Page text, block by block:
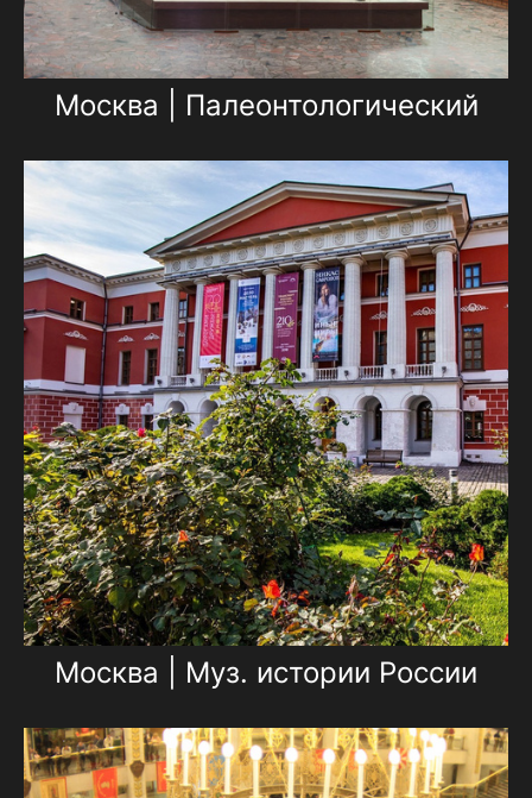
Москва | Палеонтологический
Москва | Муз. истории России